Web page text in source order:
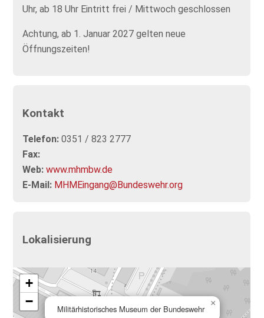
Uhr, ab 18 Uhr Eintritt frei / Mittwoch geschlossen
Achtung, ab 1. Januar 2027 gelten neue
Öffnungszeiten!
Kontakt
Telefon: 0351 / 823 2777
Fax:
Web: www.mhmbw.de
E-Mail: MHMEingang@Bundeswehr.org
Lokalisierung
Militärhistorisches Museum der Bundeswehr
×
+
−